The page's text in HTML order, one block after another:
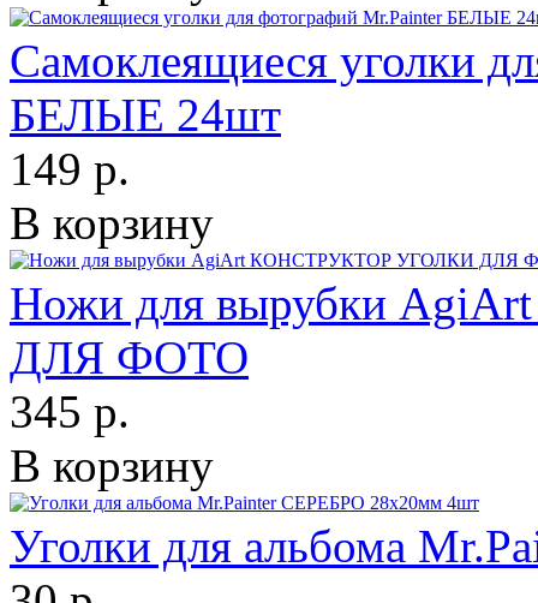
Самоклеящиеся уголки
БЕЛЫЕ 24шт
149 р.
В корзину
Ножи для вырубки
ДЛЯ ФОТО
345 р.
В корзину
Уголки для альбома